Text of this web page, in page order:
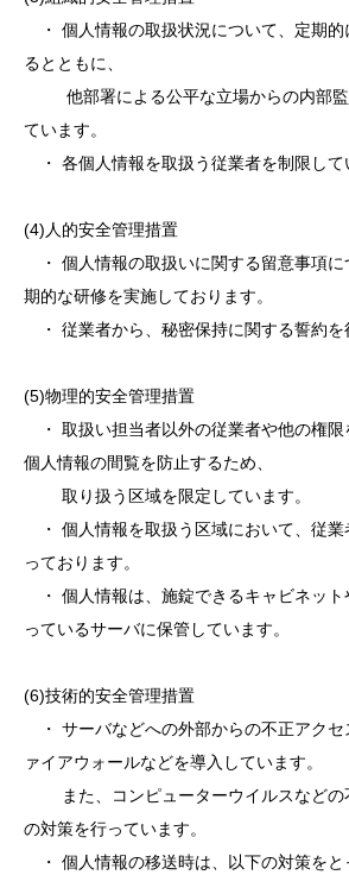
・ 個人情報の取扱状況について、定期的
るとともに、
他部署による公平な立場からの内部監
ています。
・ 各個人情報を取扱う従業者を制限して
(4)人的安全管理措置
・ 個人情報の取扱いに関する留意事項に
期的な研修を実施しております。
・ 従業者から、秘密保持に関する誓約を
(5)物理的安全管理措置
・ 取扱い担当者以外の従業者や他の権限
個人情報の間覧を防止するため、
取り扱う区域を限定しています。
・ 個人情報を取扱う区域において、従業
っております。
・ 個人情報は、施錠できるキャビネット
っているサーバに保管しています。
(6)技術的安全管理措置
・ サーバなどへの外部からの不正アクセ
ァイアウォールなどを導入しています。
また、コンピューターウイルスなどの
の対策を行っています。
・ 個人情報の移送時は、以下の対策をと